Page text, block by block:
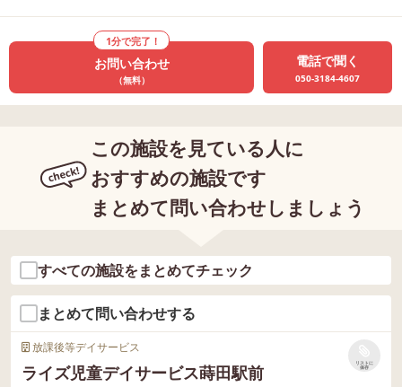
1分で完了！
お問い合わせ
（無料）
電話で聞く
050-3184-4607
この施設を見ている人に
おすすめの施設です
まとめて問い合わせしましょう
すべての施設をまとめてチェック
まとめて問い合わせする
放課後等デイサービス
ライズ児童デイサービス蒔田駅前
リストに
保存